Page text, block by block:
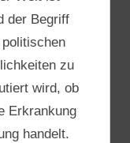
der Begriff
zu
wird, ob
Erkrankung
handelt.